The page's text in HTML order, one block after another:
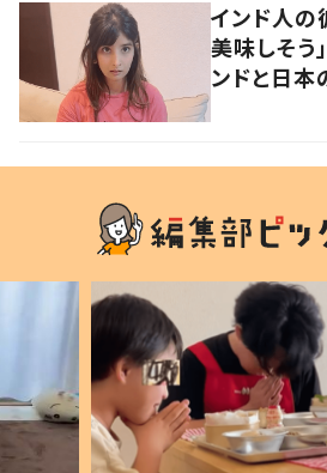
インド人の
美味しそ
ンドと日